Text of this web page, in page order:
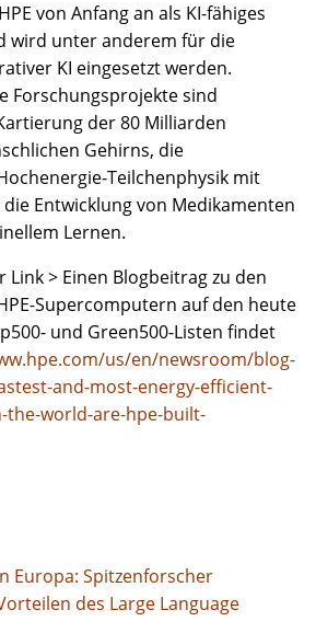
von Anfang an als KI-fähiges
wird unter anderem für die
KI eingesetzt werden.
Forschungsprojekte sind
der 80 Milliarden
Gehirns, die
Teilchenphysik mit
Entwicklung von Medikamenten
Lernen.
Link > Einen Blogbeitrag zu den
Supercomputern auf den heute
und Green500-Listen findet
us/en/newsroom/blog-
and-most-energy-efficient-
world-are-hpe-built-
Europa: Spitzenforscher
des Large Language